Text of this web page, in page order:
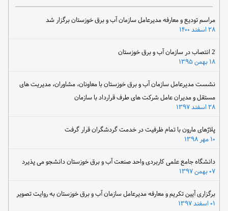
مراسم تودیع و معارفه مدیرعامل سازمان آب و برق خوزستان برگزار شد
۲۸ اسفند ۱۴۰۰
۱۸ بهمن ۱۳۹۵
نشست مدیرعامل سازمان آب و برق خوزستان با معاونان، مشاوران، مدیریت های
مستقل و مدیران عامل شرکت های طرف قرارداد با سازمان
۲۸ اسفند ۱۳۹۷
پلاژهای مارون با تمام ظرفیت در خدمت گردشگران قرار گرفت
دانشگاه جامع علمی کاربردی واحد صنعت آب و برق خوزستان دانشجو می پذیرد
۰۷ بهمن ۱۳۹۷
برگزاری آیین تکریم و معارفه مدیرعامل سازمان آب و برق خوزستان به روایت تصویر